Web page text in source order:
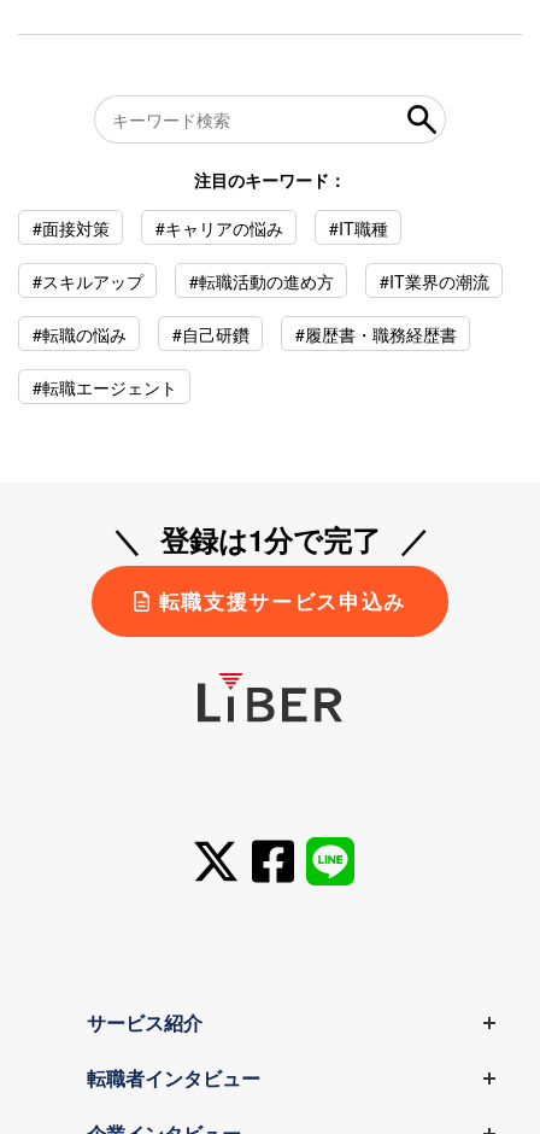
注目のキーワード：
#面接対策
#キャリアの悩み #IT職種
#スキルアップ #転職活動の進め方 #IT業界の潮流
#転職の悩み #自己研鑽 #履歴書・職務経歴書
#転職エージェント
登録は1分で完了
転職支援サービス申込み
サービス紹介
転職者インタビュー